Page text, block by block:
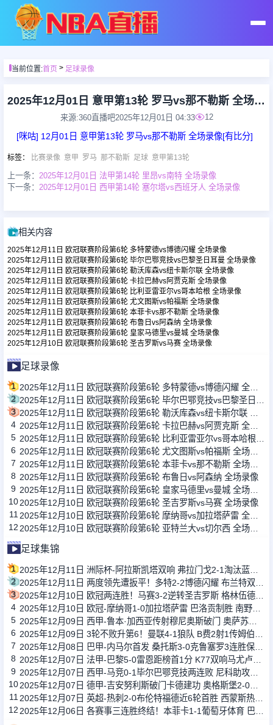
首页
足球直播
篮球直播
足球集锦
篮球集锦
足球新闻
篮球新闻
当前位置:首页> 足球录像
2025年12月01日 意甲第13轮 罗马vs那不勒斯 全场录像
来源:360直播吧2025年12月01日 04:33 12
[咪咕] 12月01日 意甲第13轮 罗马vs那不勒斯 全场录像[有比分]
标签： 比赛录像 意甲 罗马 那不勒斯 足球 意甲第13轮
上一条： 2025年12月01日 法甲第14轮 里昂vs南特 全场录像
下一条： 2025年12月01日 西甲第14轮 塞尔塔vs西班牙人 全场录像
相关内容
2025年12月11日 欧冠联赛阶段第6轮 多特蒙德vs博德闪耀 全场录像
2025年12月11日 欧冠联赛阶段第6轮 毕尔巴鄂竞技vs巴黎圣日耳曼 全场录像
2025年12月11日 欧冠联赛阶段第6轮 勒沃库森vs纽卡斯尔联 全场录像
2025年12月11日 欧冠联赛阶段第6轮 卡拉巴赫vs阿贾克斯 全场录像
2025年12月11日 欧冠联赛阶段第6轮 比利亚雷亚尔vs哥本哈根 全场录像
2025年12月11日 欧冠联赛阶段第6轮 尤文图斯vs帕福斯 全场录像
2025年12月11日 欧冠联赛阶段第6轮 本菲卡vs那不勒斯 全场录像
2025年12月11日 欧冠联赛阶段第6轮 布鲁日vs阿森纳 全场录像
2025年12月11日 欧冠联赛阶段第6轮 皇家马德里vs曼城 全场录像
2025年12月10日 欧冠联赛阶段第6轮 圣吉罗斯vs马赛 全场录像
足球录像
1
2
3
4
5
6
7
8 2025年12月11日 欧冠联赛阶段第6轮 布鲁日vs阿森纳 全场录像
9
102025年12月10日 欧冠联赛阶段第6轮 圣吉罗斯vs马赛 全场录像
11
12
足球集锦
1
2
3
4
5
6
7
8
9
10
11
12